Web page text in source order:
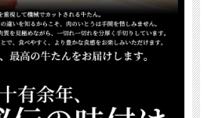
びいただけるお肉のギフトカタログです。
から、お選びいただけるお肉の一覧がご確認
るので、先様のお好みがわからなくても、ご贈